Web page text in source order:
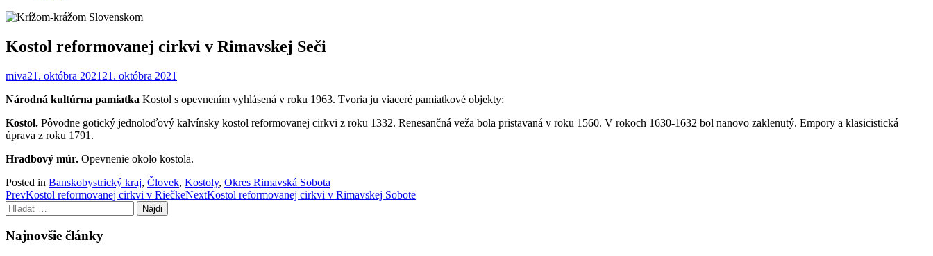
Kostol reformovanej cirkvi v Rimavskej Seči
miva21. októbra 2021 21. októbra 2021
Národná kultúrna pamiatka Kostol s opevnením vyhlásená v roku 1963. Tvoria ju viaceré pamiatkové objekty:
Kostol. Pôvodne gotický jednoloďový kalvínsky kostol reformovanej cirkvi z roku 1332. Renesančná veža bola pristavaná v roku 1560. V rokoch 1630-1632 bol nanovo zaklenutý. Empory a klasicistická
úprava z roku 1791.
Hradbový múr. Opevnenie okolo kostola.
Posted in Banskobystrický kraj, Človek, Kostoly, Okres Rimavská Sobota
Post
navigation
PrevKostol reformovanej cirkvi v RiečkeNextKostol reformovanej cirkvi v Rimavskej Sobote
Hľadať:
Najnovšie články